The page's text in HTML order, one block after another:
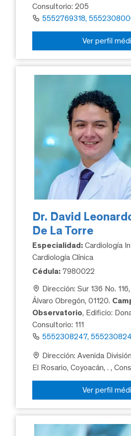
Consultorio: 205
5552769318,
Ver perfil
Dr. David
De La Torre
Especialidad: Cardiología
Cardiología Clínica
Cédula: 7980022
Dirección: Sur 136 No.
Álvaro Obregón, 01120.
Observatorio, Edificio:
Consultorio: 111
5552308247,
Dirección: Avenida
El Rosario, Coyoacán, .,
Ver perfil